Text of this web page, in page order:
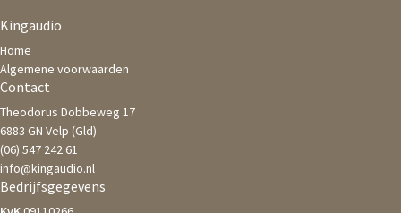
Kingaudio
Home
Algemene voorwaarden
Contact
Theodorus Dobbeweg 17
6883 GN Velp (Gld)
(06) 547 242 61
info@kingaudio.nl
Bedrijfsgegevens